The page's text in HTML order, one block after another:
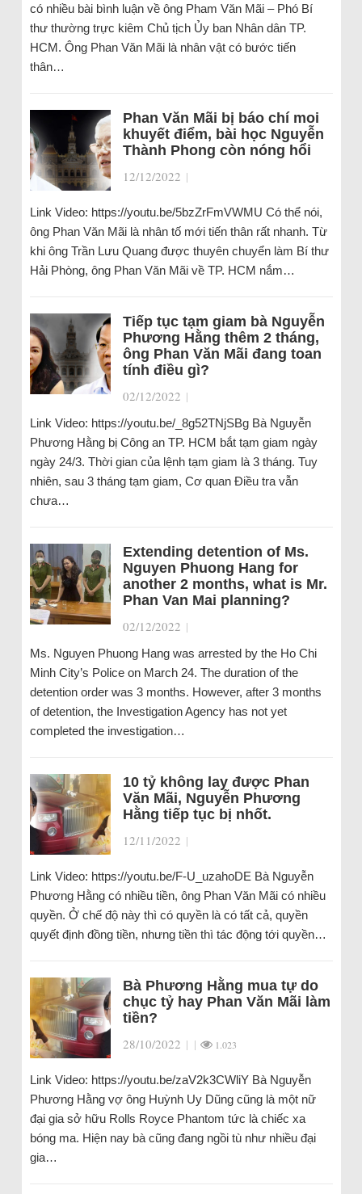
có nhiều bài bình luận về ông Pham Văn Mãi – Phó Bí
thư thường trực kiêm Chủ tịch Ủy ban Nhân dân TP.
HCM. Ông Phan Văn Mãi là nhân vật có bước tiến
thân…
Phan Văn Mãi bị báo chí moi
khuyết điểm, bài học Nguyễn
Thành Phong còn nóng hổi
12/12/2022 |
Link Video: https://youtu.be/5bzZrFmVWMU Có thể nói,
ông Phan Văn Mãi là nhân tố mới tiến thân rất nhanh. Từ
khi ông Trần Lưu Quang được thuyên chuyển làm Bí thư
Hải Phòng, ông Phan Văn Mãi về TP. HCM nắm…
Tiếp tục tạm giam bà Nguyễn
Phương Hằng thêm 2 tháng,
ông Phan Văn Mãi đang toan
tính điều gì?
02/12/2022 |
Link Video: https://youtu.be/_8g52TNjSBg Bà Nguyễn
Phương Hằng bị Công an TP. HCM bắt tạm giam ngày
ngày 24/3. Thời gian của lệnh tạm giam là 3 tháng. Tuy
nhiên, sau 3 tháng tạm giam, Cơ quan Điều tra vẫn
chưa…
Extending detention of Ms.
Nguyen Phuong Hang for
another 2 months, what is Mr.
Phan Van Mai planning?
02/12/2022 |
Ms. Nguyen Phuong Hang was arrested by the Ho Chi
Minh City’s Police on March 24. The duration of the
detention order was 3 months. However, after 3 months
of detention, the Investigation Agency has not yet
completed the investigation…
10 tỷ không lay được Phan
Văn Mãi, Nguyễn Phương
Hằng tiếp tục bị nhốt.
12/11/2022 |
Link Video: https://youtu.be/F-U_uzahoDE Bà Nguyễn
Phương Hằng có nhiều tiền, ông Phan Văn Mãi có nhiều
quyền. Ở chế độ này thì có quyền là có tất cả, quyền
quyết định đồng tiền, nhưng tiền thì tác động tới quyền…
Bà Phương Hằng mua tự do
chục tỷ hay Phan Văn Mãi làm
tiền?
28/10/2022 | | 1.023
Link Video: https://youtu.be/zaV2k3CWliY Bà Nguyễn
Phương Hằng vợ ông Huỳnh Uy Dũng cũng là một nữ
đại gia sở hữu Rolls Royce Phantom tức là chiếc xa
bóng ma. Hiện nay bà cũng đang ngồi tù như nhiều đại
gia…